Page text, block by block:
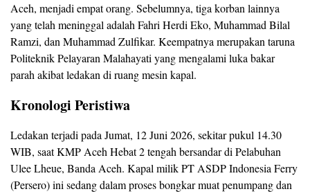
Aceh, menjadi empat orang. Sebelumnya, tiga korban lainnya
yang telah meninggal adalah Fahri Herdi Eko, Muhammad Bilal
Ramzi, dan Muhammad Zulfikar. Keempatnya merupakan taruna
Politeknik Pelayaran Malahayati yang mengalami luka bakar
parah akibat ledakan di ruang mesin kapal.
Kronologi Peristiwa
Ledakan terjadi pada Jumat, 12 Juni 2026, sekitar pukul 14.30
WIB, saat KMP Aceh Hebat 2 tengah bersandar di Pelabuhan
Ulee Lheue, Banda Aceh. Kapal milik PT ASDP Indonesia Ferry
(Persero) ini sedang dalam proses bongkar muat penumpang dan